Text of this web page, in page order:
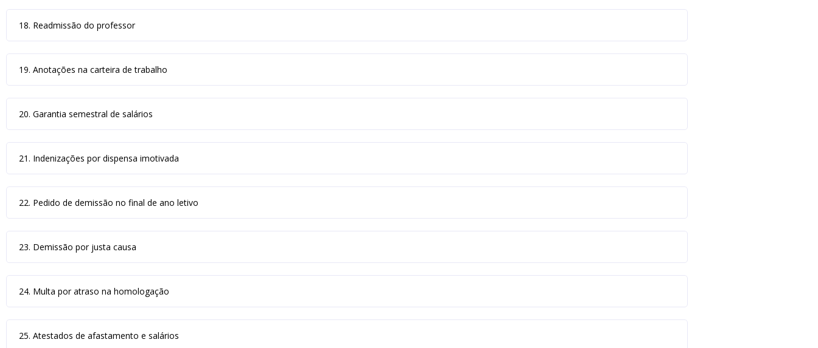
18. Readmissão do professor
19. Anotações na carteira de trabalho
20. Garantia semestral de salários
21. Indenizações por dispensa imotivada
22. Pedido de demissão no final de ano letivo
23. Demissão por justa causa
24. Multa por atraso na homologação
25. Atestados de afastamento e salários